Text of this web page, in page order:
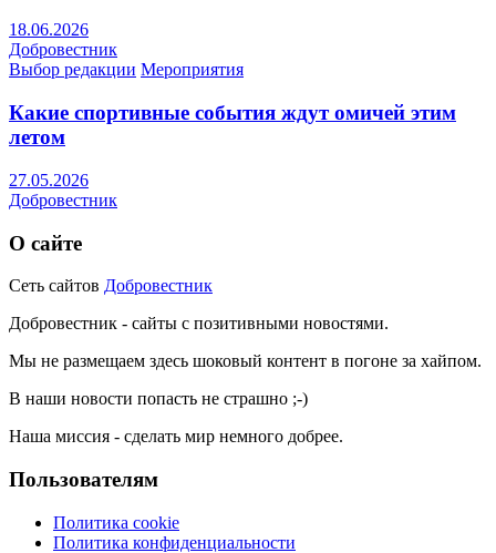
18.06.2026
Добровестник
Выбор редакции Мероприятия
Какие спортивные события ждут омичей этим
летом
27.05.2026
Добровестник
О сайте
Сеть сайтов Добровестник
Добровестник - сайты с позитивными новостями.
Мы не размещаем здесь шоковый контент в погоне за хайпом.
В наши новости попасть не страшно ;-)
Наша миссия - сделать мир немного добрее.
Пользователям
Политика cookie
Политика конфиденциальности